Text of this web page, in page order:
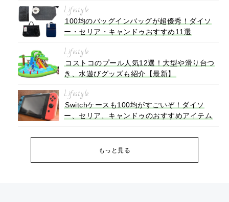
Lifestyle
100均のバッグインバッグが超優秀！ダイソ
ー・セリア・キャンドゥおすすめ11選
Lifestyle
コストコのプール人気12選！大型や滑り台つ
き、水遊びグッズも紹介【最新】
Lifestyle
Switchケースも100均がすごいぞ！ダイソ
ー、セリア、キャンドゥのおすすめアイテム
もっと見る